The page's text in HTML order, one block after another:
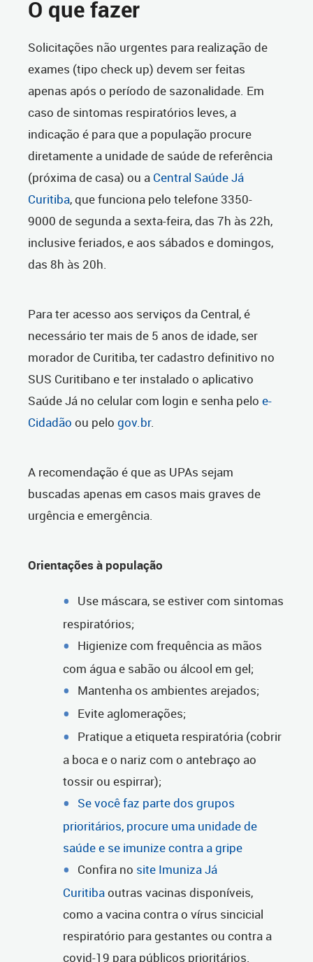
O que fazer
Solicitações não urgentes para realização de
exames (tipo check up) devem ser feitas
apenas após o período de sazonalidade. Em
caso de sintomas respiratórios leves, a
indicação é para que a população procure
diretamente a unidade de saúde de referência
(próxima de casa) ou a Central Saúde Já
Curitiba, que funciona pelo telefone 3350-
9000 de segunda a sexta-feira, das 7h às 22h,
inclusive feriados, e aos sábados e domingos,
das 8h às 20h.
Para ter acesso aos serviços da Central, é
necessário ter mais de 5 anos de idade, ser
morador de Curitiba, ter cadastro definitivo no
SUS Curitibano e ter instalado o aplicativo
Saúde Já no celular com login e senha pelo e-
Cidadão ou pelo gov.br.
A recomendação é que as UPAs sejam
buscadas apenas em casos mais graves de
urgência e emergência.
Orientações à população
Use máscara, se estiver com sintomas
respiratórios;
Higienize com frequência as mãos
com água e sabão ou álcool em gel;
Mantenha os ambientes arejados;
Evite aglomerações;
Pratique a etiqueta respiratória (cobrir
a boca e o nariz com o antebraço ao
tossir ou espirrar);
Se você faz parte dos grupos
prioritários, procure uma unidade de
saúde e se imunize contra a gripe
Confira no site Imuniza Já
Curitibaoutras vacinas disponíveis,
como a vacina contra o vírus sincicial
respiratório para gestantes ou contra a
covid-19 para públicos prioritários.